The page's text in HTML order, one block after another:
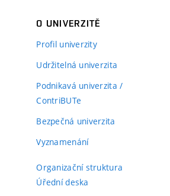
O UNIVERZITĚ
Profil univerzity
Udržitelná univerzita
Podnikavá univerzita /
ContriBUTe
Bezpečná univerzita
Vyznamenání
Organizační struktura
Úřední deska